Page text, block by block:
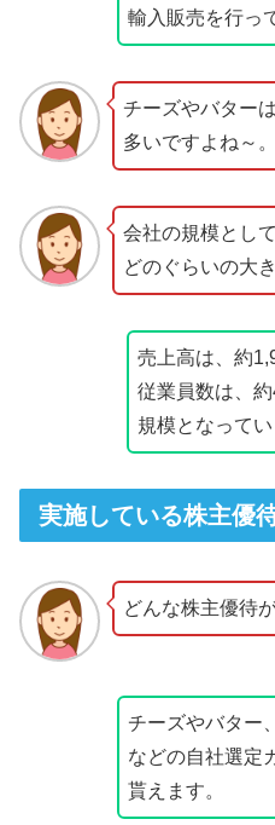
輸入販売を行っ
チーズやバター
多いですよね～。
会社の規模として
どのぐらいの大
売上高は、約
従業員数は、
規模となってい
実施している株主優
どんな株主優待
チーズやバター
などの自社選定
貰えます。